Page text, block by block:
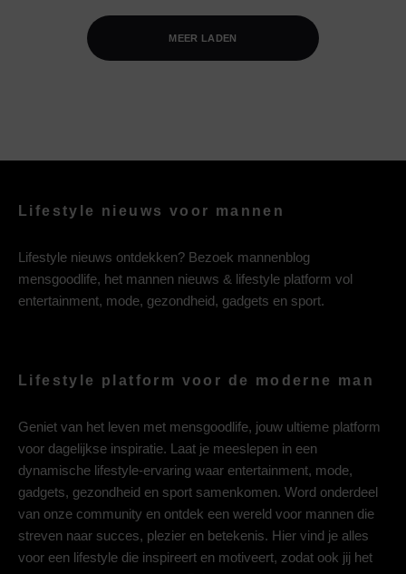
MEER LADEN
Lifestyle nieuws voor mannen
Lifestyle nieuws ontdekken? Bezoek mannenblog
mensgoodlife, het mannen nieuws & lifestyle platform vol
entertainment, mode, gezondheid, gadgets en sport.
Lifestyle platform voor de moderne man
Geniet van het leven met mensgoodlife, jouw ultieme platform
voor dagelijkse inspiratie. Laat je meeslepen in een
dynamische lifestyle-ervaring waar entertainment, mode,
gadgets, gezondheid en sport samenkomen. Word onderdeel
van onze community en ontdek een wereld voor mannen die
streven naar succes, plezier en betekenis. Hier vind je alles
voor een lifestyle die inspireert en motiveert, zodat ook jij het